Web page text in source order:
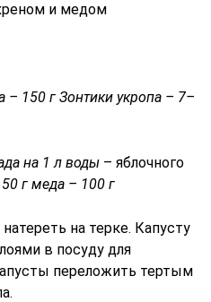
и медом
– 150 г Зонтики укропа – 7–
на 1 л воды – яблочного
50 г меда – 100 г
на терке. Капусту
в посуду для
переложить тертым